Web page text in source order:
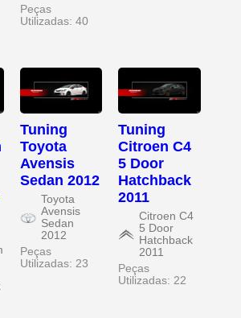
Peças
Utilizadas: 40
Tuning
Toyota
Avensis
Sedan 2012
Toyota
Avensis
Sedan
2012
Peças
Utilizadas: 23
Tuning
Citroen C4
5 Door
Hatchback
2011
Citroen C4
5 Door
Hatchback
2011
Peças
Utilizadas: 22